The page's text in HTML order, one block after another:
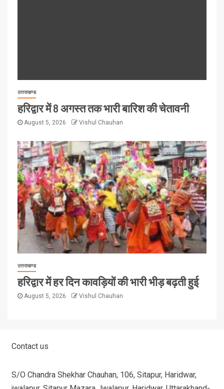
उत्तराखण्ड
हरिद्वार में 8 अगस्त तक भारी बारिश की चेतावनी
August 5, 2026 Vishul Chauhan
उत्तराखण्ड
हरिद्वार में हर दिन कावड़ियों की भारी भीड़ बढ़ती हुई
August 5, 2026 Vishul Chauhan
Contact us
S/O Chandra Shekhar Chauhan, 106, Sitapur, Haridwar,